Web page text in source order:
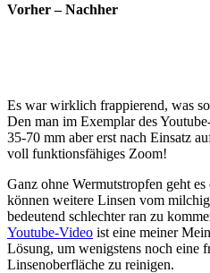
Vorher – Nachher
Es war wirklich frappierend, was
Den man im Exemplar des
35-70 mm aber erst nach Einsatz
voll funktionsfähiges Zoom!
Ganz ohne Wermutstropfen geht
können weitere Linsen vom
bedeutend schlechter ran zu
Youtube-Video ist eine meiner
Lösung, um wenigstens noch eine
Linsenoberfläche zu reinigen.